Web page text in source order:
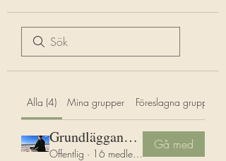
Alla (4) Mina grupper Föreslagna grupper
Grundläggande teori & yogaövningar/meditationer
Offentlig · 16 medlemmar
Gå med